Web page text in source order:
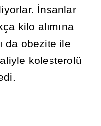
İnsanlar
kilo alımına
ı da obezite ile
kolesterolü